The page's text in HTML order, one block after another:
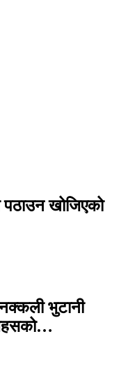
खोजिएको
भुटानी
बहसको…